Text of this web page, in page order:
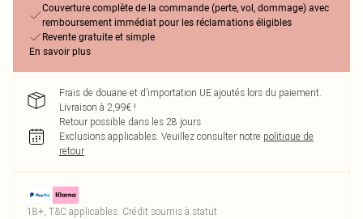
Couverture complète de la commande (perte, vol, dommage) avec
remboursement immédiat pour les réclamations éligibles
Revente gratuite et simple
En savoir plus
Frais de douane et d’importation UE ajoutés lors du paiement.
Livraison à 2,99€ !
Retour possible dans les 28 jours
Exclusions applicables. Veuillez consulter notre politique de
retour
18+, T&C applicables. Crédit soumis à statut